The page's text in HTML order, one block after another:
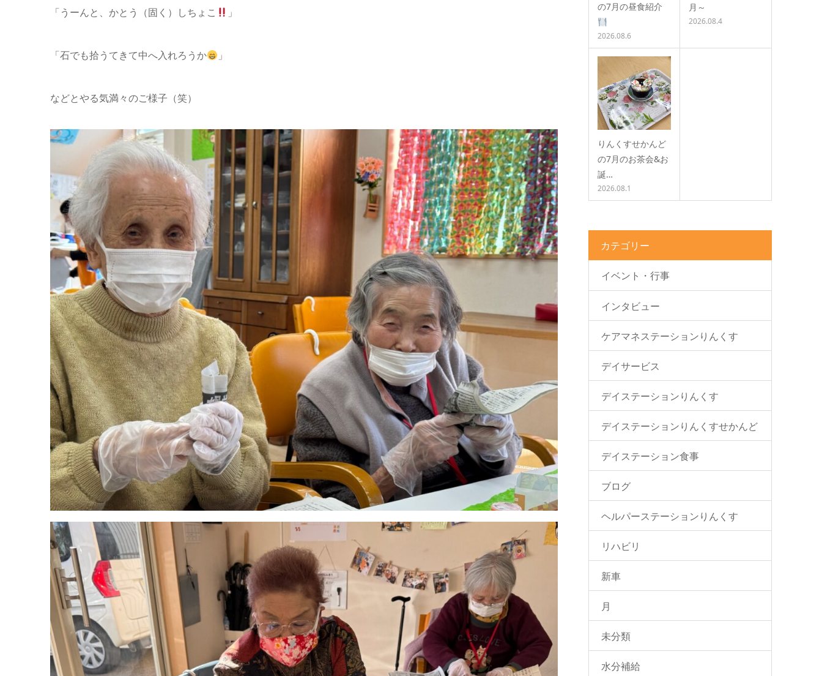
「うーんと、かとう（固く）しちょこ 」
「石でも拾うてきて中へ入れろうか 」
などとやる気満々のご様子（笑）
の7月の昼食紹介
2026.08.6
月～
2026.08.4
りんくすせかんど
の7月のお茶会&お
誕…
2026.08.1
カテゴリー
イベント・行事
インタビュー
ケアマネステーションりんくす
デイサービス
デイステーションりんくす
デイステーションりんくすせかんど
デイステーション食事
ブログ
ヘルパーステーションりんくす
リハビリ
新車
月
未分類
水分補給